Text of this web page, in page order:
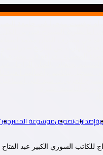
إصداراتنصوصموسوعة
للكاتب السوري الكبير عبد